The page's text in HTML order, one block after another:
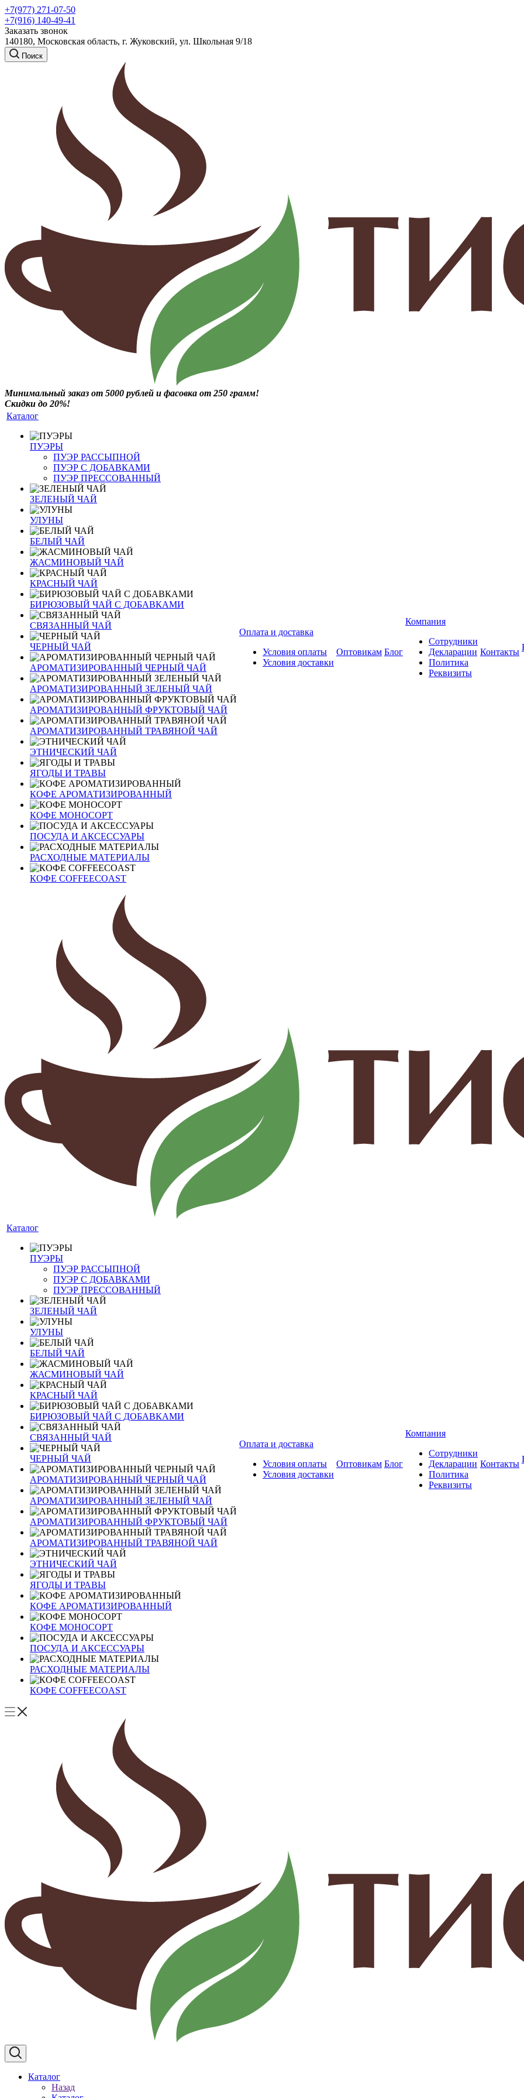
+7(977) 271-07-50
+7(916) 140-49-41
Заказать звонок
140180, Московская область, г. Жуковский, ул. Школьная 9/18
Поиск
Минимальный заказ от 5000 рублей и фасовка от 250 грамм!
Скидки до 20%!
Каталог
ПУЭРЫ
ПУЭР РАССЫПНОЙ
ПУЭР С ДОБАВКАМИ
ПУЭР ПРЕССОВАННЫЙ
ЗЕЛЕНЫЙ ЧАЙ
УЛУНЫ
БЕЛЫЙ ЧАЙ
ЖАСМИНОВЫЙ ЧАЙ
КРАСНЫЙ ЧАЙ
БИРЮЗОВЫЙ ЧАЙ С ДОБАВКАМИ
СВЯЗАННЫЙ ЧАЙ
ЧЕРНЫЙ ЧАЙ
АРОМАТИЗИРОВАННЫЙ ЧЕРНЫЙ ЧАЙ
АРОМАТИЗИРОВАННЫЙ ЗЕЛЕНЫЙ ЧАЙ
АРОМАТИЗИРОВАННЫЙ ФРУКТОВЫЙ ЧАЙ
АРОМАТИЗИРОВАННЫЙ ТРАВЯНОЙ ЧАЙ
ЭТНИЧЕСКИЙ ЧАЙ
ЯГОДЫ И ТРАВЫ
КОФЕ АРОМАТИЗИРОВАННЫЙ
КОФЕ МОНОСОРТ
ПОСУДА И АКСЕССУАРЫ
РАСХОДНЫЕ МАТЕРИАЛЫ
КОФЕ COFFEECOAST
Оплата и доставка
Условия оплаты
Условия доставки
Оптовикам Блог
Компания
Сотрудники
Декларации
Политика
Реквизиты
Контакты
Каталог
ПУЭРЫ
ПУЭР РАССЫПНОЙ
ПУЭР С ДОБАВКАМИ
ПУЭР ПРЕССОВАННЫЙ
ЗЕЛЕНЫЙ ЧАЙ
УЛУНЫ
БЕЛЫЙ ЧАЙ
ЖАСМИНОВЫЙ ЧАЙ
КРАСНЫЙ ЧАЙ
БИРЮЗОВЫЙ ЧАЙ С ДОБАВКАМИ
СВЯЗАННЫЙ ЧАЙ
ЧЕРНЫЙ ЧАЙ
АРОМАТИЗИРОВАННЫЙ ЧЕРНЫЙ ЧАЙ
АРОМАТИЗИРОВАННЫЙ ЗЕЛЕНЫЙ ЧАЙ
АРОМАТИЗИРОВАННЫЙ ФРУКТОВЫЙ ЧАЙ
АРОМАТИЗИРОВАННЫЙ ТРАВЯНОЙ ЧАЙ
ЭТНИЧЕСКИЙ ЧАЙ
ЯГОДЫ И ТРАВЫ
КОФЕ АРОМАТИЗИРОВАННЫЙ
КОФЕ МОНОСОРТ
ПОСУДА И АКСЕССУАРЫ
РАСХОДНЫЕ МАТЕРИАЛЫ
КОФЕ COFFEECOAST
Оплата и доставка
Условия оплаты
Условия доставки
Оптовикам Блог
Компания
Сотрудники
Декларации
Политика
Реквизиты
Контакты
Каталог
Назад